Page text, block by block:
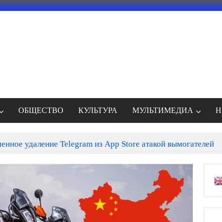
ОБЩЕСТВО КУЛЬТУРА МУЛЬТИМЕДИА
удаление Telegram из App Store атакой вымогателей